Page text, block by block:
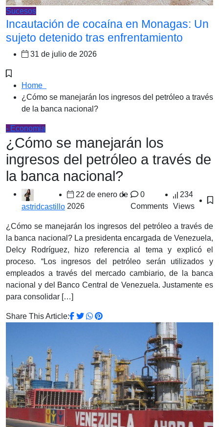
Sucesos
Incautación de cocaína en Monagas: Un
sujeto detenido tras enfrentamiento
31 de julio de 2026
Home
¿Cómo se manejarán los ingresos del petróleo a través
de la banca nacional?
- Economia
¿Cómo se manejarán los
ingresos del petróleo a través de
la banca nacional?
astridcastillo
22 de enero de
2026
0
Comments
234
Views
¿Cómo se manejarán los ingresos del petróleo a través de
la banca nacional? La presidenta encargada de Venezuela,
Delcy Rodríguez, hizo referencia al tema y explicó el
proceso. “Los ingresos del petróleo serán utilizados y
empleados a través del mercado cambiario, de la banca
nacional y del Banco Central de Venezuela. Justamente es
para consolidar […]
Share This Article: